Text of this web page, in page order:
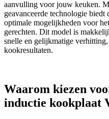
aanvulling voor jouw keuken.
geavanceerde technologie
optimale mogelijkheden voor
gerechten. Dit model is
snelle en gelijkmatige
kookresultaten.
Waarom kiezen
inductie kookplaat